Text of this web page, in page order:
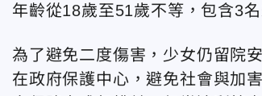
年齡從18歲至51歲不等，包含3名
為了避免二度傷害，少女仍留院
在政府保護中心，避免社會與加